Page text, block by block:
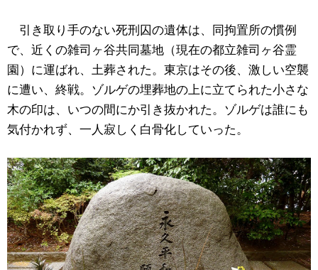
引き取り手のない死刑囚の遺体は、同拘置所の慣例
で、近くの雑司ヶ谷共同墓地（現在の都立雑司ヶ谷霊
園）に運ばれ、土葬された。東京はその後、激しい空襲
に遭い、終戦。ゾルゲの埋葬地の上に立てられた小さな
木の印は、いつの間にか引き抜かれた。ゾルゲは誰にも
気付かれず、一人寂しく白骨化していった。